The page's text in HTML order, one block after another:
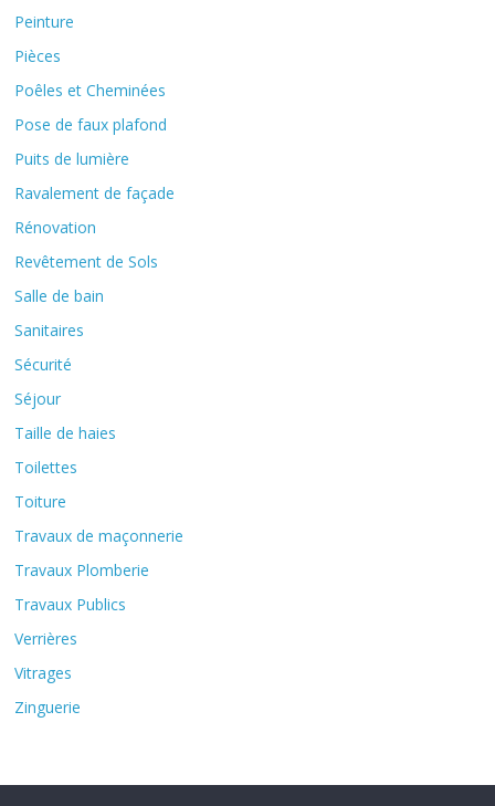
Peinture
Pièces
Poêles et Cheminées
Pose de faux plafond
Puits de lumière
Ravalement de façade
Rénovation
Revêtement de Sols
Salle de bain
Sanitaires
Sécurité
Séjour
Taille de haies
Toilettes
Toiture
Travaux de maçonnerie
Travaux Plomberie
Travaux Publics
Verrières
Vitrages
Zinguerie